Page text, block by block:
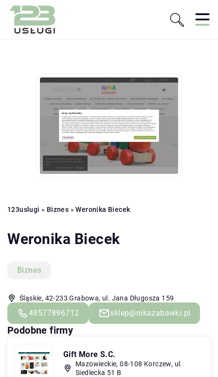
123uslugi » Biznes »Weronika Biecek
Weronika Biecek
Biznes
Śląskie, 42-233 Grabowa, ul. Jana Długosza 159
48577896712 sklep@nikazabawki.pl
Podobne firmy
Gift More S.C.
Mazowieckie, 08-108 Korczew, ul.
Siedlecka 51 B